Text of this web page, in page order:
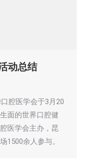
动总结
腔医学会于3月20
面的世界口腔健
医学会主办，昆
1500余人参与。